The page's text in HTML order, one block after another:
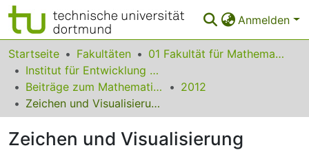
Anmelden
Bereiche & Sammlungen
Das gesamte Repositorium
Statistiken
FAQ
Startseite Fakultäten
01 Fakultät für Mathematik
Institut für Entwicklung und Erforschung des Mathematikunterrichts
Beiträge zum Mathematikunterricht
2012
Zeichen und Visualisierung
Zeichen und Visualisierung